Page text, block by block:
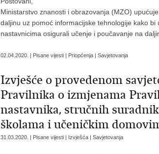
Ministarstvo znanosti i obrazovanja (MZO)
daljinu uz pomoć informacijske tehnologije kako
nastavnicima osigurali učenje i poučavanje na
02.04.2020. | Pisane vijesti | Priopćenja | Savjetovanja
Izvješće o provedenom
Pravilnika o izmjenama
nastavnika, stručnih
školama i učeničkim
31.03.2020. | Pisane vijesti | Izvješća | Savjetovanja